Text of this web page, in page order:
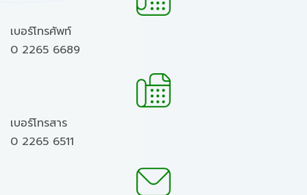
เบอร์โทรศัพท์
0 2265 6689
เบอร์โทรสาร
0 2265 6511